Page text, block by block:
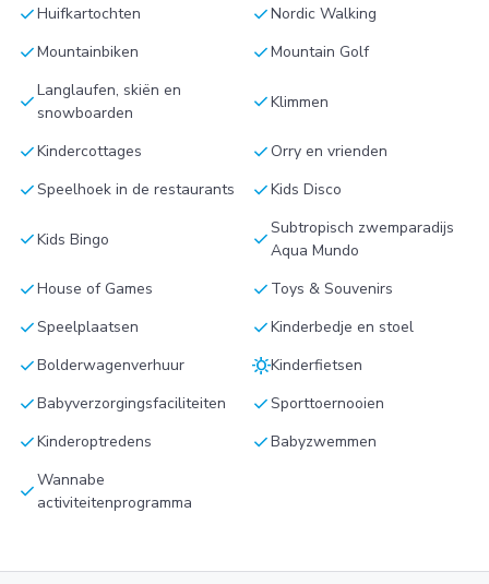
checkHuifkartochten checkNordic Walking
checkMountainbiken checkMountain Golf
checkLanglaufen, skiën en
snowboarden
checkKlimmen
checkKindercottages check Orry en vrienden
checkSpeelhoek in de restaurants checkKids Disco
checkKids Bingo checkSubtropisch zwemparadijs
Aqua Mundo
checkHouse of Games check Toys & Souvenirs
checkSpeelplaatsen checkKinderbedje en stoel
checkBolderwagenverhuur sunnyKinderfietsen
checkBabyverzorgingsfaciliteiten checkSporttoernooien
checkKinderoptredens checkBabyzwemmen
checkWannabe
activiteitenprogramma